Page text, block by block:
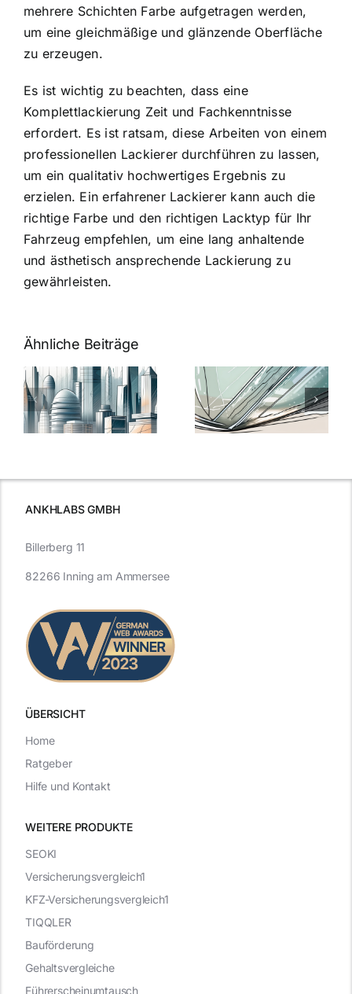
mehrere Schichten Farbe aufgetragen werden,
um eine gleichmäßige und glänzende Oberfläche
zu erzeugen.
Es ist wichtig zu beachten, dass eine
Komplettlackierung Zeit und Fachkenntnisse
erfordert. Es ist ratsam, diese Arbeiten von einem
professionellen Lackierer durchführen zu lassen,
um ein qualitativ hochwertiges Ergebnis zu
erzielen. Ein erfahrener Lackierer kann auch die
richtige Farbe und den richtigen Lacktyp für Ihr
Fahrzeug empfehlen, um eine lang anhaltende
und ästhetisch ansprechende Lackierung zu
gewährleisten.
Ähnliche Beiträge
5 Gründe,
warum
Nanoversiegelung
auf Glas
7
Expertentipps
für maximale
ANKHLABS GMBH
ÜBERSICHT
WEITERE PRODUKTE
Billerberg 11
82266 Inning am Ammersee
SEOKI
Versicherungsvergleich1
KFZ-Versicherungsvergleich1
TIQQLER
Bauförderung
Gehaltsvergleiche
Führerscheinumtausch
Home
Ratgeber
Hilfe und Kontakt